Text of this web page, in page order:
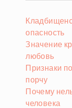
опасность
Значение
любовь
Признаки
порчу
Почему
человека